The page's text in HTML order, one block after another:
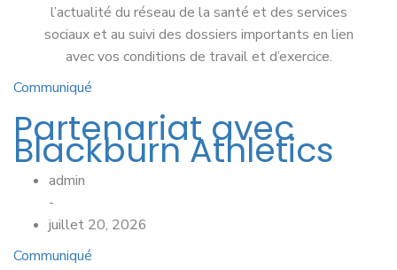
l’actualité du réseau de la santé et des services
sociaux et au suivi des dossiers importants en lien
avec vos conditions de travail et d’exercice.
Communiqué
Partenariat avec
Blackburn Athletics
admin
-
juillet 20, 2026
Communiqué